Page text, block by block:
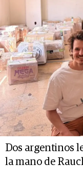
Dos argentinos
la mano de